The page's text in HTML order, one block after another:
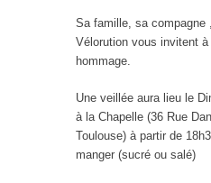
Sa famille, sa compagne
Vélorution vous invitent
hommage.
Une veillée aura lieu le
à la Chapelle (36 Rue
Toulouse) à partir de
manger (sucré ou salé)